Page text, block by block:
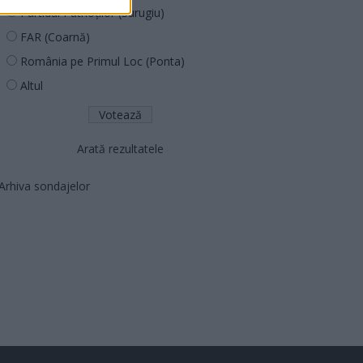
Partidul Patrioților (Surugiu)
FAR (Coarnă)
România pe Primul Loc (Ponta)
Altul
Arată rezultatele
sondajelor